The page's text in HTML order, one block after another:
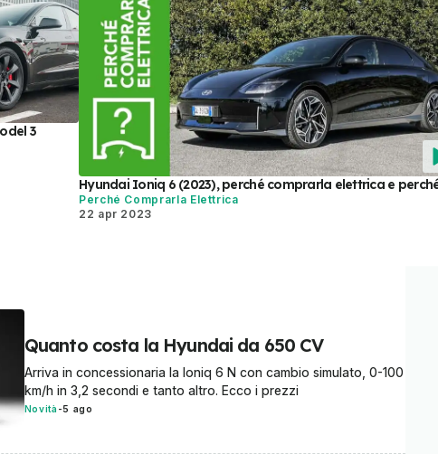
3
Hyundai Ioniq 6 (2023), perché comprarla elettrica e
Perché Comprarla Elettrica
22 apr 2023
Quanto costa la Hyundai da 650 CV
Arriva in concessionaria la Ioniq 6 N con cambio simulato, 0-100
km/h in 3,2 secondi e tanto altro. Ecco i prezzi
Novità -5 ago